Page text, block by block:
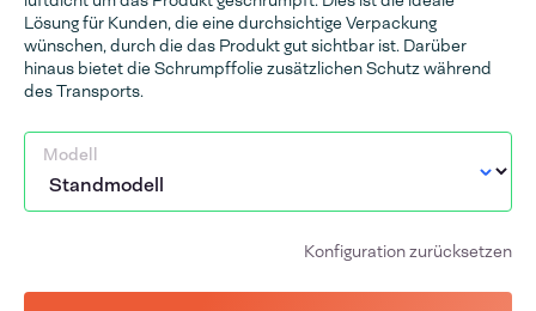
Lösung für Kunden, die eine durchsichtige Verpackung
wünschen, durch die das Produkt gut sichtbar ist. Darüber
hinaus bietet die Schrumpffolie zusätzlichen Schutz während
des Transports.
Modell
Konfiguration zurücksetzen